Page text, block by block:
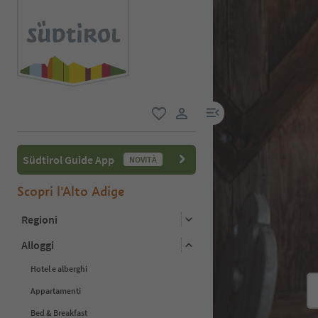
user link
menu link
Südtirol Guide App NOVITÀ
Scopri l'Alto Adige
Regioni
Alloggi
Hotel e alberghi
Appartamenti
Bed & Breakfast